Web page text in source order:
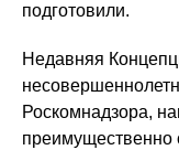
подготовили.
Недавняя
Роскомнадзора,
преимущественно